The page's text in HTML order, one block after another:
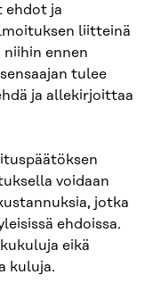
ehdot ja
liitteinä
ennen
tulee
ja allekirjoittaa
voidaan
jotka
ehdoissa.
eikä
kuluja.